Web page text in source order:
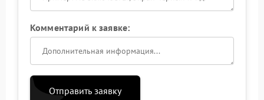
Комментарий к заявке:
Отправить заявку